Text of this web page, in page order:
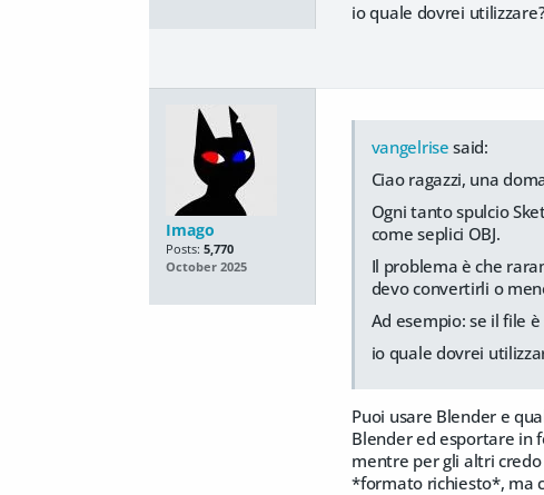
io quale dovrei
Imago
Posts: 5,770
October 2025
vangelrise said:
Ciao ragazzi, una
Ogni tanto spulcio
come seplici OBJ.
Il problema è che
devo convertirli o
Ad esempio: se il file
io quale dovrei
Puoi usare Blender e
Blender ed esportare in
mentre per gli altri
*formato richiesto*, ma